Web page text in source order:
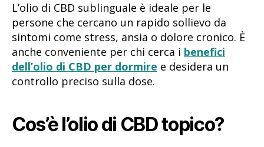
L’olio di CBD sublinguale è ideale per le
persone che cercano un rapido sollievo da
sintomi come stress, ansia o dolore cronico. È
anche conveniente per chi cerca i benefici
dell’olio di CBD per dormire e desidera un
controllo preciso sulla dose.
Cos’è l’olio di CBD topico?